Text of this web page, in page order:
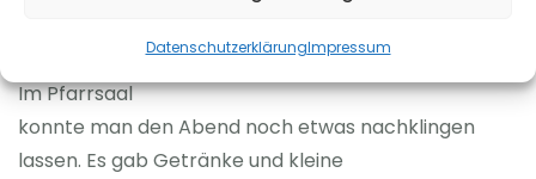
DatenschutzerklärungImpressum
musikalisch besten harmonieren.
Im Pfarrsaal
konnte man den Abend noch etwas nachklingen
lassen. Es gab Getränke und kleine